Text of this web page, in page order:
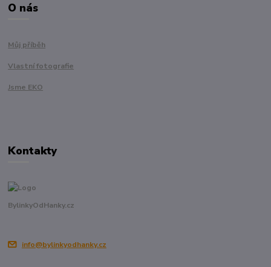
O nás
Můj příběh
Vlastní fotografie
Jsme EKO
Kontakty
BylinkyOdHanky.cz
info@bylinkyodhanky.cz